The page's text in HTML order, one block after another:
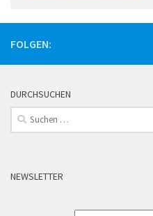
FOLGEN:
DURCHSUCHEN
Suchen
nach:
NEWSLETTER